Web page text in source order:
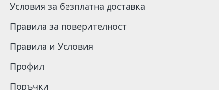
Условия за безплатна доставка
Правила за поверителност
Правила и Условия
Профил
Поръчки